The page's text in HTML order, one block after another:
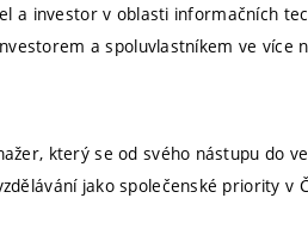
a investor v oblasti informačních
a spoluvlastníkem ve více
který se od svého nástupu do
jako společenské priority v